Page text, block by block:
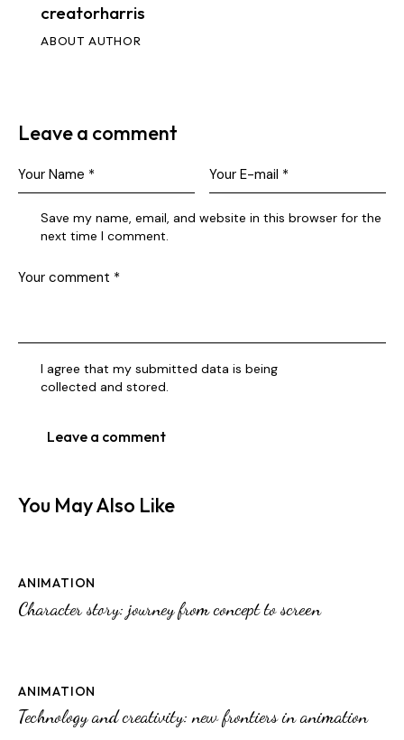
creatorharris
ABOUT AUTHOR
Leave a comment
Save my name, email, and website in this browser for the
next time I comment.
I agree that my submitted data is being
collected and stored.
You May Also Like
ANIMATION
Character story: journey from concept to screen
ANIMATION
Technology and creativity: new frontiers in animation